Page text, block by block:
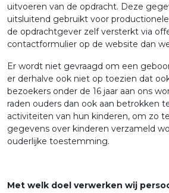
uitvoeren van de opdracht. Deze
uitsluitend gebruikt voor
de opdrachtgever zelf versterkt via
contactformulier op de website dan
Er wordt niet gevraagd om een
er derhalve ook niet op toezien dat
bezoekers onder de 16 jaar aan ons
raden ouders dan ook aan betrokken
activiteiten van hun kinderen, om zo
gegevens over kinderen verzameld
ouderlijke toestemming.
Met welk doel verwerken wij